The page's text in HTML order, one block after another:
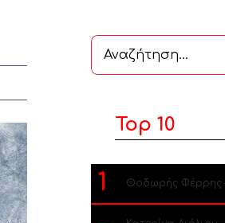
Αναζήτηση
...
Top 10
1 Θοδωρής Φέρρης